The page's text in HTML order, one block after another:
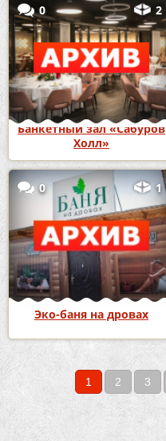
0 2
Банкетный зал «Сабуров
Холл»
0 1
Эко-баня на дровах
Страницы 1 2 3